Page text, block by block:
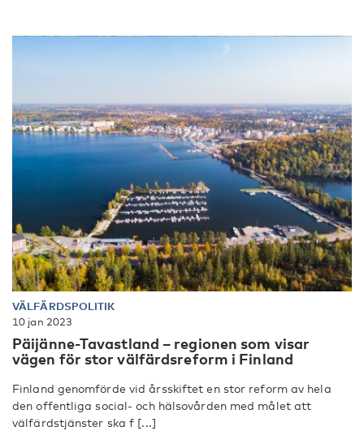
VÄLFÄRDSPOLITIK
10 jan 2023
Päijänne-Tavastland – regionen som visar
vägen för stor välfärdsreform i Finland
Finland genomförde vid årsskiftet en stor reform av hela
den offentliga social- och hälsovården med målet att
välfärdstjänster ska f [...]